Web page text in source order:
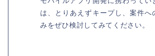
は、とりあえずキープし、案件へ
みをぜひ検討してみてください。